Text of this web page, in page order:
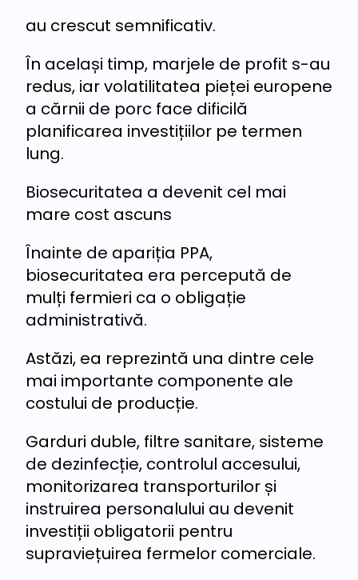
au crescut semnificativ.
În același timp, marjele de profit s-au
redus, iar volatilitatea pieței europene
a cărnii de porc face dificilă
planificarea investițiilor pe termen
lung.
Biosecuritatea a devenit cel mai
mare cost ascuns
Înainte de apariția PPA,
biosecuritatea era percepută de
mulți fermieri ca o obligație
administrativă.
Astăzi, ea reprezintă una dintre cele
mai importante componente ale
costului de producție.
Garduri duble, filtre sanitare, sisteme
de dezinfecție, controlul accesului,
monitorizarea transporturilor și
instruirea personalului au devenit
investiții obligatorii pentru
supraviețuirea fermelor comerciale.